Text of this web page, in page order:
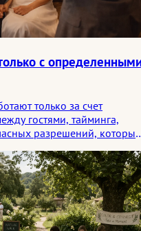
с
только за счет
гостями, тайминга,
разрешений, которые